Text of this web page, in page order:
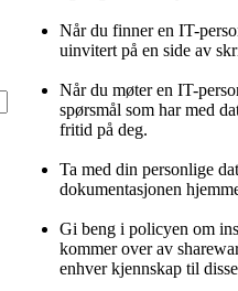
Når du finner en IT-
uinvitert på en side av
Når du møter en IT-
spørsmål som har med
fritid på deg.
Ta med din personlige
dokumentasjonen
Gi beng i policyen om
kommer over av
enhver kjennskap til